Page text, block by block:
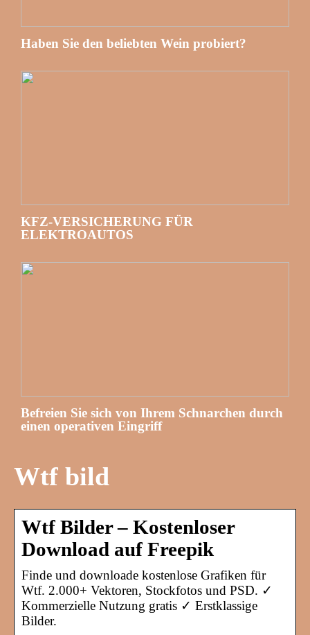
Haben Sie den beliebten Wein probiert?
KFZ-VERSICHERUNG FÜR
ELEKTROAUTOS
Befreien Sie sich von Ihrem Schnarchen durch
einen operativen Eingriff
Wtf bild
Wtf Bilder – Kostenloser
Download auf Freepik
Finde und downloade kostenlose Grafiken für
Wtf. 2.000+ Vektoren, Stockfotos und PSD. ✓
Kommerzielle Nutzung gratis ✓ Erstklassige
Bilder.